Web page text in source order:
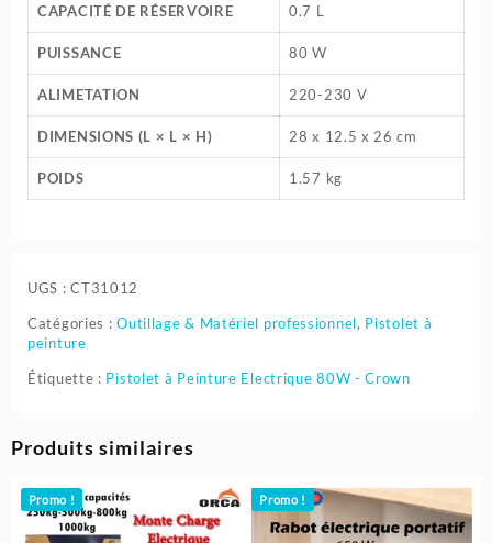
CAPACITÉ DE RÉSERVOIRE 0.7 L
PUISSANCE 80 W
ALIMETATION 220-230 V
DIMENSIONS (L × L × H) 28 x 12.5 x 26 cm
POIDS 1.57 kg
UGS :CT31012
Catégories :Outillage & Matériel professionnel, Pistolet à
peinture
Étiquette : Pistolet à Peinture Electrique 80W - Crown
Produits similaires
Promo ! Promo !